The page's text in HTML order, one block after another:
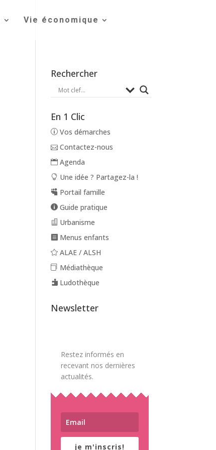
Vie économique
Rechercher
En 1 Clic
Vos démarches
Contactez-nous
Agenda
Une idée ? Partagez-la !
Portail famille
Guide pratique
Urbanisme
Menus enfants
ALAE / ALSH
Médiathèque
Ludothèque
Newsletter
Restez informés en
recevant nos dernières
actualités.
je m'inscris!